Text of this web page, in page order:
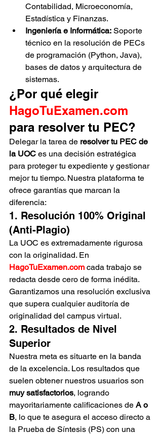
Contabilidad, Microeconomía,
Estadística y Finanzas.
Ingeniería e Informática: Soporte
técnico en la resolución de PECs
de programación (Python, Java),
bases de datos y arquitectura de
sistemas.
¿Por qué elegir
HagoTuExamen.com
para resolver tu PEC?
Delegar la tarea de resolver tu PEC de
la UOC es una decisión estratégica
para proteger tu expediente y gestionar
mejor tu tiempo. Nuestra plataforma te
ofrece garantías que marcan la
diferencia:
1. Resolución 100% Original
(Anti-Plagio)
La UOC es extremadamente rigurosa
con la originalidad. En
HagoTuExamen.com cada trabajo se
redacta desde cero de forma inédita.
Garantizamos una resolución exclusiva
que supera cualquier auditoría de
originalidad del campus virtual.
2. Resultados de Nivel
Superior
Nuestra meta es situarte en la banda
de la excelencia. Los resultados que
suelen obtener nuestros usuarios son
muy satisfactorios, logrando
mayoritariamente calificaciones de A o
B, lo que te asegura el acceso directo a
la Prueba de Síntesis (PS) con una